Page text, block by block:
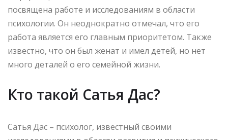
посвящена работе и исследованиям в области
психологии. Он неоднократно отмечал, что его
работа является его главным приоритетом. Также
известно, что он был женат и имел детей, но нет
много деталей о его семейной жизни.
Кто такой Сатья Дас?
Сатья Дас – психолог, известный своими